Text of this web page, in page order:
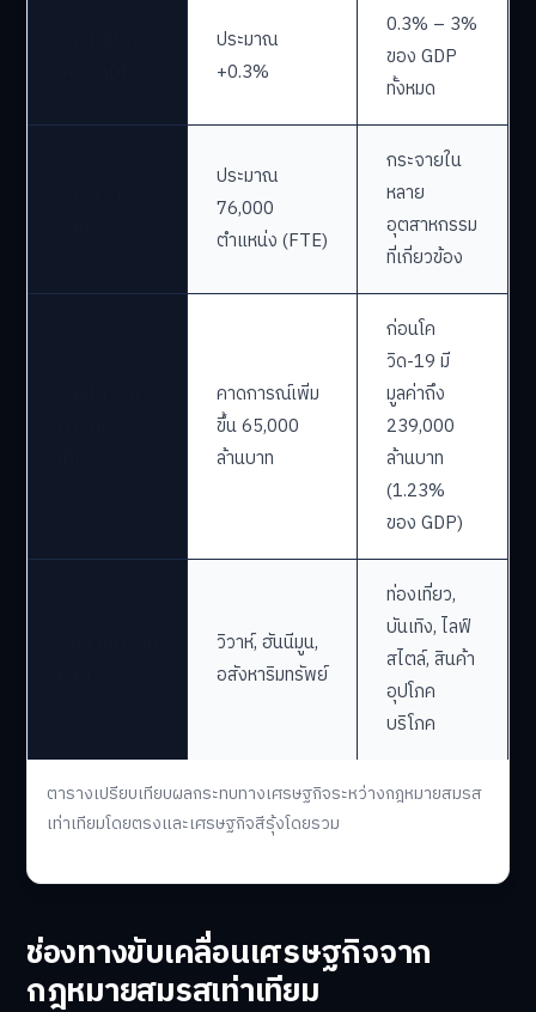
ตารางเปรียบเทียบผลกระทบทางเศรษฐกิจระหว่างกฎหมายสมรส
เท่าเทียมโดยตรงและเศรษฐกิจสีรุ้งโดยรวม
ประมาณ
+0.3%
0.3% – 3%
ของ GDP
ทั้งหมด
ประมาณ
76,000
ตำแหน่ง (FTE)
กระจายใน
หลาย
อุตสาหกรรม
ที่เกี่ยวข้อง
คาดการณ์เพิ่ม
ขึ้น 65,000
ล้านบาท
ก่อนโค
วิด-19 มี
มูลค่าถึง
239,000
ล้านบาท
(1.23%
ของ GDP)
วิวาห์, ฮันนีมูน,
อสังหาริมทรัพย์
ท่องเที่ยว,
บันเทิง, ไลฟ์
สไตล์, สินค้า
อุปโภค
บริโภค
ช่องทางขับเคลื่อนเศรษฐกิจจาก
กฎหมายสมรสเท่าเทียม